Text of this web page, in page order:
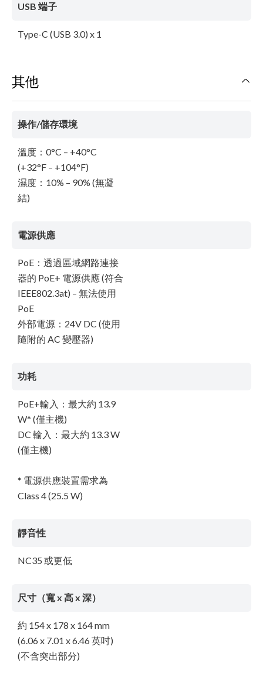
USB 端子
Type-C (USB 3.0) x 1
其他
操作/儲存環境
溫度：0°C – +40°C
(+32°F – +104°F)
濕度：10% – 90% (無凝
結)
電源供應
PoE：透過區域網路連接
器的 PoE+ 電源供應 (符合
IEEE802.3at) – 無法使用
PoE
外部電源：24V DC (使用
隨附的 AC 變壓器)
功耗
PoE+輸入：最大約 13.9
W* (僅主機)
DC 輸入：最大約 13.3 W
(僅主機)
* 電源供應裝置需求為
Class 4 (25.5 W)
靜音性
NC35 或更低
尺寸（寬 x 高 x 深）
約 154 x 178 x 164 mm
(6.06 x 7.01 x 6.46 英吋)
(不含突出部分)